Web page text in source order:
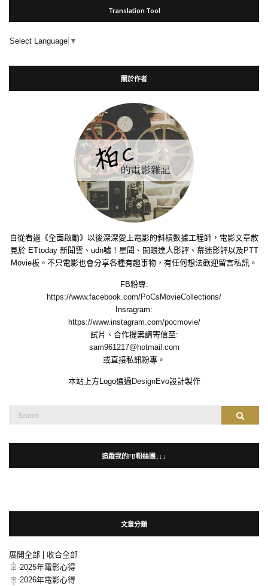
Translation Tool
Select Language ▼
關於作者
自從看過《全面啟動》以後深深愛上電影的斜槓數據工程師，電影文章散
見於 ETtoday 新聞雲、udn噓！星聞、開眼達人影評、幕迷影評以及PTT
Movie板。不只電影也會分享各種有趣事物，有任何想法歡迎留言私訊。
FB粉專:
https://www.facebook.com/PoCsMovieCollections/
Insragram:
https://www.instagram.com/pocmovie/
試片、合作提案請寄信至:
sam961217@hotmail.com
或直接私訊粉專。
本站上方Logo通過 DesignEvo設計製作
Search
追蹤我的FB粉絲團↓↓↓
文章分類
展開全部
收合全部
2025年電影心得
2026年電影心得